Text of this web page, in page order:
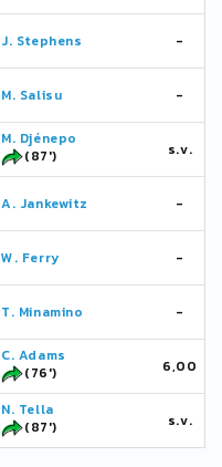
J. Stephens -
M. Salisu -
M. Djénepo
(87')
s.v.
A. Jankewitz -
W. Ferry -
T. Minamino -
C. Adams
(76')
6,00
N. Tella
(87')
s.v.